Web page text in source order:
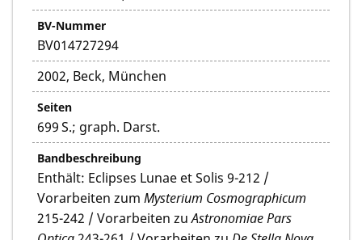
BV-Nummer
BV014727294
2002, Beck, München
Seiten
699 S.; graph. Darst.
Bandbeschreibung
Enthält: Eclipses Lunae et Solis 9-212 /
Vorarbeiten zum Mysterium Cosmographicum
215-242 / Vorarbeiten zuAstronomiae Pars